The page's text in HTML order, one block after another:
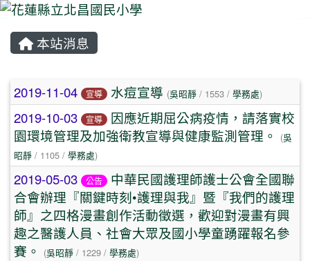
本站消息
文章列表
2019-11-04 宣導 水痘宣導 (吳昭靜 / 1553 / 學務處)
2019-10-03 宣導
因應近期屈公病疫情，請落實校
園環境管理及加強衛教宣導與健康監測管理。
(吳
昭靜 / 1105 / 學務處)
2019-05-03 公告
中華民國護理師護士公會全國聯
合會辦理『關鍵時刻•護理與我』暨『我們的護理
師』之四格漫畫創作活動徵選，歡迎對漫畫有興
趣之醫護人員、社會大眾及國小學童踴躍報名參
賽。
(吳昭靜 / 1229 / 學務處)